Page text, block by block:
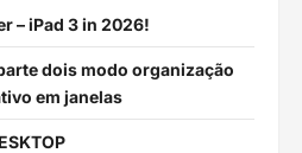
– iPad 3 in 2026!
dois modo organização
em janelas